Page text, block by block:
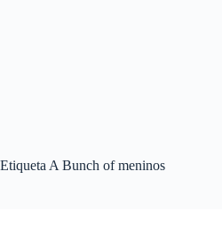
Etiqueta A Bunch of meninos